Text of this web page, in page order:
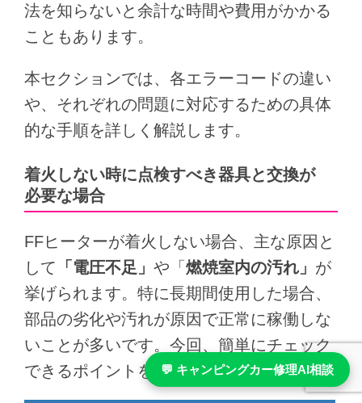
法を知らないと余計な時間や費用がかかる
こともあります。
本セクションでは、各エラーコードの違い
や、それぞれの問題に対応するための具体
的な手順を詳しく解説します。
着火しない時に点検すべき器具と交換が
必要な場合
FFヒーターが着火しない場合、主な原因と
して 「電圧不足」 や「 燃焼室内の汚れ」 が
挙げられます。特に長期間使用した場合、
部品の劣化や汚れが原因で正常に稼働しな
いことが多いです。今回、簡単にチェック
できるポイントを紹介します。
💬 キャンピングカー修理AI相談